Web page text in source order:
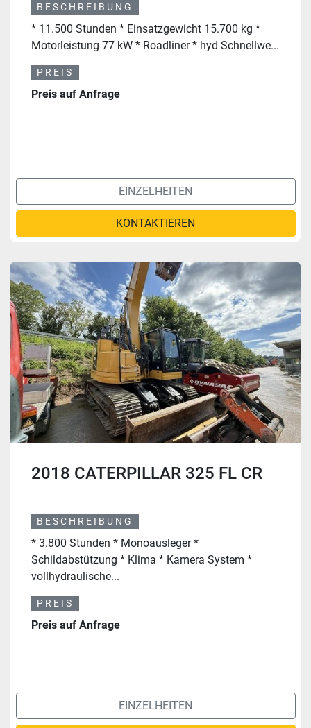
BESCHREIBUNG
* 11.500 Stunden * Einsatzgewicht 15.700 kg *
Motorleistung 77 kW * Roadliner * hyd Schnellwe...
PREIS
Preis auf Anfrage
EINZELHEITEN
KONTAKTIEREN
2018 CATERPILLAR 325 FL CR
BESCHREIBUNG
* 3.800 Stunden * Monoausleger *
Schildabstützung * Klima * Kamera System *
vollhydraulische...
PREIS
Preis auf Anfrage
EINZELHEITEN